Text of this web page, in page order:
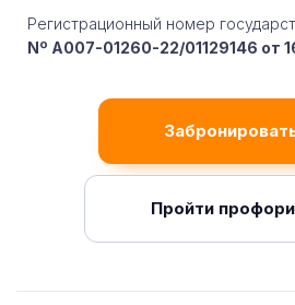
Регистрационный номер
Nº A007-01260-22/01129146 от
Пройти